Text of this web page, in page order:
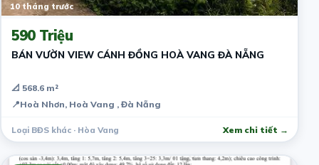
10 tháng trước
590 Triệu
BÁN VƯỜN VIEW CÁNH ĐỒNG HOÀ VANG ĐÀ NẴNG
📐 568.6 m²
📍Hoà Nhơn, Hoà Vang , Đà Nẵng
Loại BĐS khác · Hòa Vang Xem chi tiết →